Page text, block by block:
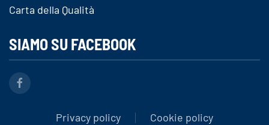
Carta della Qualità
SIAMO SU FACEBOOK
Privacy policy Cookie policy